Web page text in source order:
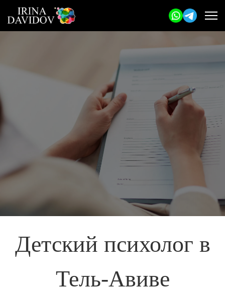
Детский психолог в
Тель-Авиве